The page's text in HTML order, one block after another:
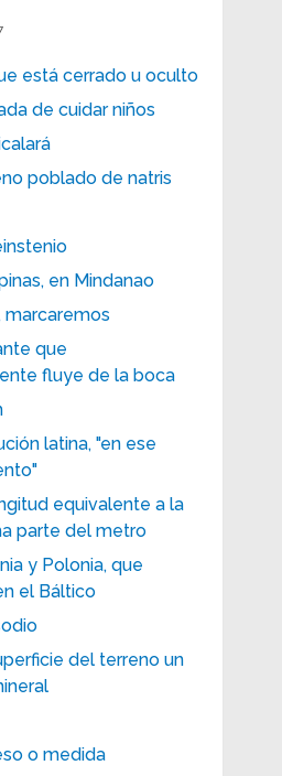
está cerrado u oculto
de cuidar niños
poblado de natris
en Mindanao
marcaremos
que
fluye de la boca
latina, "en ese
equivalente a la
parte del metro
y Polonia, que
el Báltico
del terreno un
o medida